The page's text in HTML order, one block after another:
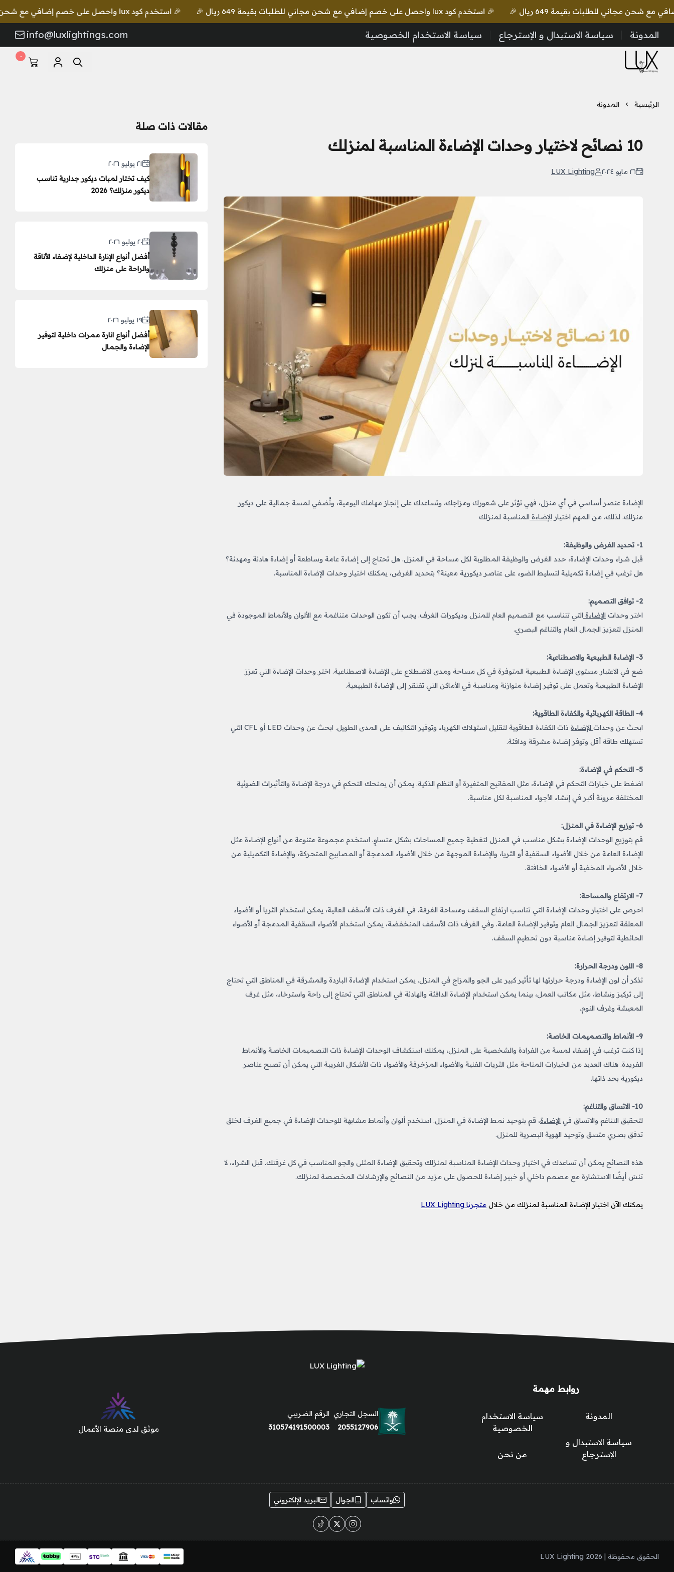
🎉 استخدم كود lux واحصل على خصم إضافي مع شحن مجاني للطلبات بقيمة 649 ريال 🎉 🎉 استخدم كود lux واحصل على خصم إضافي مع شحن مجاني للطلبات بقيمة 649 ريال 🎉
المدونة سياسة الاستبدال و الإسترجاع سياسة الاستخدام الخصوصية info@luxlightings.com
LUX Lighting
٠
الرئيسية المدونة
10 نصائح لاختيار وحدات الإضاءة المناسبة لمنزلك
٢٦ مايو ٢٠٢٤ LUX Lighting
الإضاءة عنصر أساسي في أي منزل، فهي تؤثر على شعورك ومزاجك، وتساعدك على إنجاز مهامك اليومية، وتُضفي لمسة جمالية على ديكور
منزلك. لذلك، من المهم اختيار الإضاءة المناسبة لمنزلك
1- تحديد الغرض والوظيفة:
قبل شراء وحدات الإضاءة، حدد الغرض والوظيفة المطلوبة لكل مساحة في المنزل. هل تحتاج إلى إضاءة عامة وساطعة أو إضاءة هادئة ومهدئة؟
هل ترغب في إضاءة تكميلية لتسليط الضوء على عناصر ديكورية معينة؟ بتحديد الغرض، يمكنك اختيار وحدات الإضاءة المناسبة.
2- توافق التصميم:
اختر وحدات الإضاءة التي تتناسب مع التصميم العام للمنزل وديكورات الغرف. يجب أن تكون الوحدات متناغمة مع الألوان والأنماط الموجودة في
المنزل لتعزيز الجمال العام والتناغم البصري.
3- الإضاءة الطبيعية والاصطناعية:
ضع في الاعتبار مستوى الإضاءة الطبيعية المتوفرة في كل مساحة ومدى الاضطلاع على الإضاءة الاصطناعية. اختر وحدات الإضاءة التي تعزز
الإضاءة الطبيعية وتعمل على توفير إضاءة متوازنة ومناسبة في الأماكن التي تفتقر إلى الإضاءة الطبيعية.
4- الطاقة الكهربائية والكفاءة الطاقوية:
ابحث عن وحدات الإضاءة
ذات الكفاءة الطاقوية لتقليل استهلاك الكهرباء وتوفير التكاليف على المدى الطويل. ابحث عن وحدات LED أو CFL التي
تستهلك طاقة أقل وتوفر إضاءة مشرقة ودافئة.
5- التحكم في الإضاءة:
اضغط على خيارات التحكم في الإضاءة، مثل المفاتيح المتغيرة أو النظم الذكية. يمكن أن يمنحك التحكم في درجة الإضاءة والتأثيرات الضوئية
المختلفة مرونة أكبر في إنشاء الأجواء المناسبة لكل مناسبة.
6- توزيع الإضاءة في المنزل:
قم بتوزيع الوحدات الإضاءة بشكل مناسب في المنزل لتغطية جميع المساحات بشكل متساوٍ. استخدم مجموعة متنوعة من أنواع الإضاءة مثل
الإضاءة العامة من خلال الأضواء السقفية أو الثريا، والإضاءة الموجهة من خلال الأضواء المدمجة أو المصابيح المتحركة، والإضاءة التكميلية من
خلال الأضواء المخفية أو الأضواء الخافتة.
7- الارتفاع والمساحة:
احرص على اختيار وحدات الإضاءة التي تناسب ارتفاع السقف ومساحة الغرفة. في الغرف ذات الأسقف العالية، يمكن استخدام الثريا أو الأضواء
المعلقة لتعزيز الجمال العام وتوفير الإضاءة العامة. وفي الغرف ذات الأسقف المنخفضة، يمكن استخدام الأضواء السقفية المدمجة أو الأضواء
الحائطية لتوفير إضاءة مناسبة دون تحطيم السقف.
8- اللون ودرجة الحرارة:
تذكر أن لون الإضاءة ودرجة حرارتها لها تأثير كبير على الجو والمزاج في المنزل. يمكن استخدام الإضاءة الباردة والمشرقة في المناطق التي تحتاج
إلى تركيز ونشاط، مثل مكاتب العمل، بينما يمكن استخدام الإضاءة الدافئة والهادئة في المناطق التي تحتاج إلى راحة واسترخاء، مثل غرف
المعيشة وغرف النوم.
9- الأنماط والتصميمات الخاصة:
إذا كنت ترغب في إضفاء لمسة من الفرادة والشخصية على المنزل، يمكنك استكشاف الوحدات الإضاءة ذات التصميمات الخاصة والأنماط
الفريدة. هناك العديد من الخيارات المتاحة مثل الثريات الفنية والأضواء المزخرفة والأضواء ذات الأشكال الغريبة التي يمكن أن تصبح عناصر
ديكورية بحد ذاتها.
10- الاتساق والتناغم:
لتحقيق التناغم والاتساق في الإضاءة، قم بتوحيد نمط الإضاءة في المنزل. استخدم ألوان وأنماط مشابهة للوحدات الإضاءة في جميع الغرف لخلق
تدفق بصري متسق وتوحيد الهوية البصرية للمنزل.
هذه النصائح يمكن أن تساعدك في اختيار وحدات الإضاءة المناسبة لمنزلك وتحقيق الإضاءة المثلى والجو المناسب في كل غرفتك. قبل الشراء، لا
تنسَ أيضًا الاستشارة مع مصمم داخلي أو خبير إضاءة للحصول على مزيد من النصائح والإرشادات المخصصة لمنزلك.
يمكنك الآن اختيار الإضاءة المناسبة لمنزلك من خلال متجرنا LUX Lighting
مقالات ذات صلة
٢١ يوليو ٢٠٢٦
كيف تختار لمبات ديكور جدارية تناسب
ديكور منزلك؟ 2026
٢٠ يوليو ٢٠٢٦
أفضل أنواع الإنارة الداخلية لإضفاء الأناقة
والراحة على منزلك
١٩ يوليو ٢٠٢٦
أفضل أنواع انارة ممرات داخلية لتوفير
الإضاءة والجمال
روابط مهمة
المدونة
سياسة الاستبدال و
الإسترجاع
سياسة الاستخدام
الخصوصية
من نحن
السجل التجاري
2055127906
الرقم الضريبي
310574191500003
موثق لدى منصة الأعمال
واتساب الجوال البريد الإلكتروني
الحقوق محفوظة | 2026 LUX Lighting